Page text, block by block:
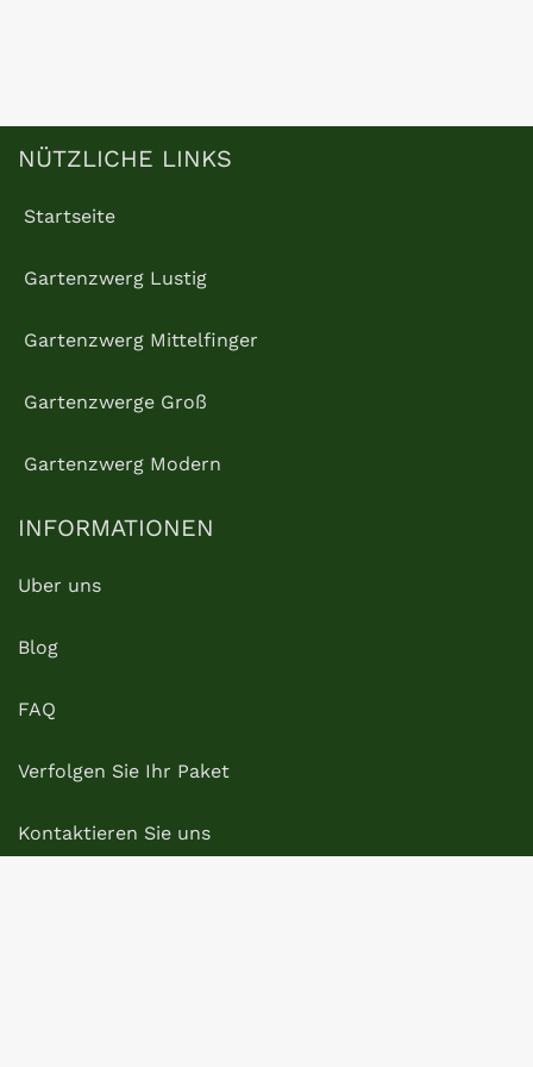
NÜTZLICHE LINKS
Startseite
Gartenzwerg Lustig
Gartenzwerg Mittelfinger
Gartenzwerge Groß
Gartenzwerg Modern
INFORMATIONEN
Uber uns
Blog
FAQ
Verfolgen Sie Ihr Paket
Kontaktieren Sie uns